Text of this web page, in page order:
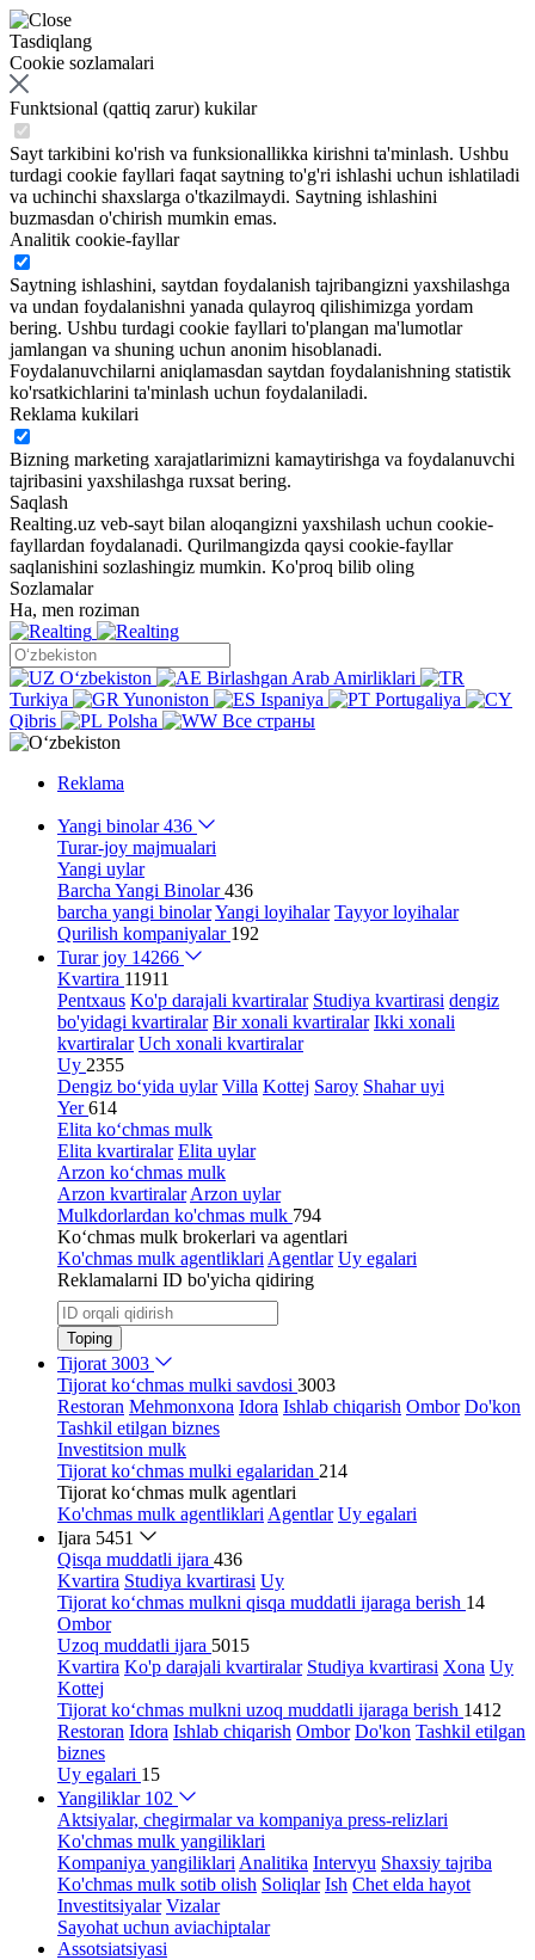
Tasdiqlang
Cookie sozlamalari
Funktsional (qattiq zarur) kukilar
Sayt tarkibini ko'rish va funksionallikka kirishni ta'minlash. Ushbu
turdagi cookie fayllari faqat saytning to'g'ri ishlashi uchun ishlatiladi
va uchinchi shaxslarga o'tkazilmaydi. Saytning ishlashini
buzmasdan o'chirish mumkin emas.
Analitik cookie-fayllar
Saytning ishlashini, saytdan foydalanish tajribangizni yaxshilashga
va undan foydalanishni yanada qulayroq qilishimizga yordam
bering. Ushbu turdagi cookie fayllari to'plangan ma'lumotlar
jamlangan va shuning uchun anonim hisoblanadi.
Foydalanuvchilarni aniqlamasdan saytdan foydalanishning statistik
ko'rsatkichlarini ta'minlash uchun foydalaniladi.
Reklama kukilari
Bizning marketing xarajatlarimizni kamaytirishga va foydalanuvchi
tajribasini yaxshilashga ruxsat bering.
Saqlash
Realting.uz veb-sayt bilan aloqangizni yaxshilash uchun cookie-
fayllardan foydalanadi. Qurilmangizda qaysi cookie-fayllar
saqlanishini sozlashingiz mumkin. Ko'proq bilib oling
Sozlamalar
Ha, men roziman
Oʻzbekiston
Birlashgan Arab Amirliklari
Turkiya
Yunoniston Ispaniya
Portugaliya
Qibris
Polsha Все страны
Reklama
Yangi binolar436
Turar-joy majmualari
Yangi uylar
Barcha Yangi Binolar436
barcha yangi binolarYangi loyihalar Tayyor loyihalar
Qurilish kompaniyalar 192
Turar joy 14266
Kvartira 11911
Pentxaus Ko'p darajali kvartiralar Studiya kvartirasi dengiz
bo'yidagi kvartiralar Bir xonali kvartiralar Ikki xonali
kvartiralar Uch xonali kvartiralar
Uy 2355
Dengiz bo‘yida uylar Villa Kottej Saroy Shahar uyi
Yer614
Elita ko‘chmas mulk
Elita kvartiralar Elita uylar
Arzon ko‘chmas mulk
Arzon kvartiralar Arzon uylar
Mulkdorlardan ko'chmas mulk 794
Ko‘chmas mulk brokerlari va agentlari
Ko'chmas mulk agentliklari Agentlar Uy egalari
Reklamalarni ID bo'yicha qidiring
Toping
Tijorat 3003
Tijorat ko‘chmas mulki savdosi 3003
Restoran Mehmonxona Idora Ishlab chiqarish Ombor Do'kon
Tashkil etilgan biznes
Investitsion mulk
Tijorat ko‘chmas mulki egalaridan 214
Tijorat ko‘chmas mulk agentlari
Ko'chmas mulk agentliklari Agentlar Uy egalari
Ijara 5451
Qisqa muddatli ijara 436
Kvartira Studiya kvartirasi Uy
Tijorat ko‘chmas mulkni qisqa muddatli ijaraga berish 14
Ombor
Uzoq muddatli ijara 5015
Kvartira Ko'p darajali kvartiralar Studiya kvartirasi Xona Uy
Kottej
Tijorat ko‘chmas mulkni uzoq muddatli ijaraga berish 1412
Restoran Idora Ishlab chiqarish Ombor Do'kon Tashkil etilgan
biznes
Uy egalari 15
Yangiliklar 102
Aktsiyalar, chegirmalar va kompaniya press-relizlari
Ko'chmas mulk yangiliklari
Kompaniya yangiliklari Analitika Intervyu Shaxsiy tajriba
Ko'chmas mulk sotib olish Soliqlar Ish Chet elda hayot
Investitsiyalar Vizalar
Sayohat uchun aviachiptalar
Assotsiatsiyasi